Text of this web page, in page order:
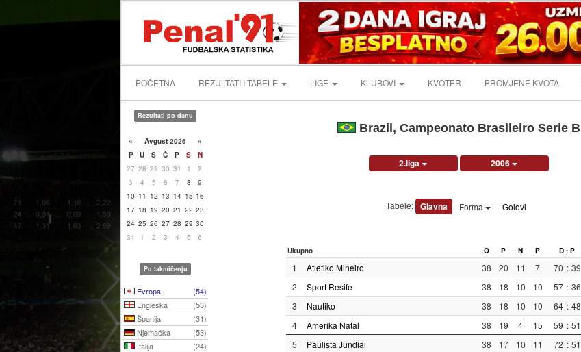
POČETNA REZULTATI I TABELE LIGE KLUBOVI KVOTER PROMJENE KVOTA
Rezultati po danu
« Avgust 2026
»
P
U S Č P S
N
27 28 29 30 31 1
2
3
4 5 6 7 8
9
10 11 12 13 14 15 16
17 18 19 20 21 22 23
24 25 26 27 28 29 30
31
1 2 3 4 5 6
Po takmičenju
Evropa
(54)
Engleska
(53)
Španija
(31)
Njemačka
(53)
Italija
(24)
Brazil, Campeonato Brasileiro Serie B
2.liga 2006
Tabele: Glavna Forma Golovi
Ukupno O P N P D : P
1 Atletiko Mineiro 38 20 11 7 70 : 39
2 Sport Resife 38 18 10 10 57 : 36
3 Nautiko 38 18 10 10 64 : 48
4 Amerika Natal 38 19 4 15 59 : 51
5 Paulista Jundiai 38 17 10 11 72 : 51